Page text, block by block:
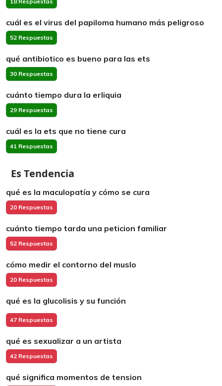
cuál es el virus del papiloma humano más peligroso
52 Respuestas
qué antibiotico es bueno para las ets
30 Respuestas
cuánto tiempo dura la erliquia
29 Respuestas
cuál es la ets que no tiene cura
41 Respuestas
Es Tendencia
qué es la maculopatía y cómo se cura
20 Respuestas
cuánto tiempo tarda una peticion familiar
52 Respuestas
cómo medir el contorno del muslo
20 Respuestas
qué es la glucolisis y su función
47 Respuestas
qué es sexualizar a un artista
42 Respuestas
qué significa momentos de tension